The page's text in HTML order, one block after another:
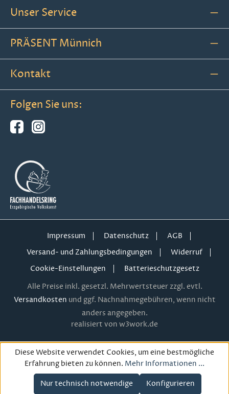
Unser Service
PRÄSENT Münnich
Kontakt
Folgen Sie uns:
Impressum Datenschutz
AGB
Versand- und Zahlungsbedingungen
Widerruf
Cookie-Einstellungen
Batterieschutzgesetz
Alle Preise inkl. gesetzl. Mehrwertsteuer zzgl. evtl.
Versandkosten und ggf. Nachnahmegebühren, wenn nicht
anders angegeben.
realisiert von w3work.de
Diese Website verwendet Cookies, um eine bestmögliche
Erfahrung bieten zu können. Mehr Informationen ...
Nur technisch notwendige Konfigurieren